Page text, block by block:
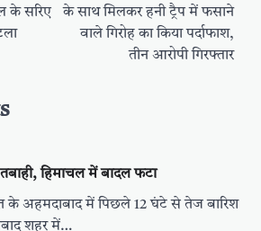
के सरिए
के साथ मिलकर हनी ट्रैप में फसाने
वाले गिरोह का किया पर्दाफाश,
तीन आरोपी गिरफ्तार
हिमाचल में बादल फटा
के अहमदाबाद में पिछले 12 घंटे से तेज बारिश
शहर में…